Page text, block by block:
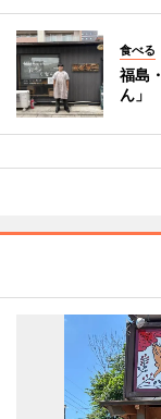
食べる
福島
ん」